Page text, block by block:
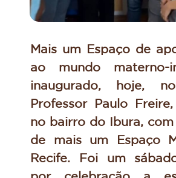
Mais um Espaço de
ao mundo materno-
inaugurado, hoje,
Professor Paulo
no bairro do Ibura,
de mais um Espaço
Recife. Foi um